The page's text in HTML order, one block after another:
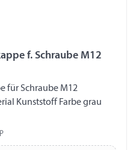
f. Schraube M12
Kunststoff Farbe grau